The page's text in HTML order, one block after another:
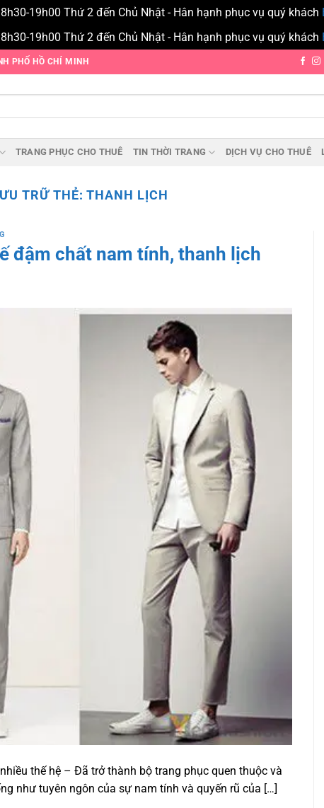
19h00 Thứ 2 đến Chủ Nhật - Hân hạnh phục vụ quý khách
19h00 Thứ 2 đến Chủ Nhật - Hân hạnh phục vụ quý khách
PHỐ HỒ CHÍ MINH
TRANG PHỤC CHO THUÊ TIN THỜI TRANG DỊCH VỤ CHO THUÊ
TRỮ THẺ:THANH LỊCH
đậm chất nam tính, thanh lịch
thế hệ – Đã trở thành bộ trang phục quen thuộc và
như tuyên ngôn của sự nam tính và quyến rũ của […]